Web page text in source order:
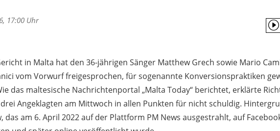
17:00 Uhr
in Malta hat den 36-jährigen Sänger Matthew Grech sowie Mario
vom Vorwurf freigesprochen, für sogenannte Konversionspraktiken
das maltesische Nachrichtenportal „Malta Today“ berichtet, erklärte
Angeklagten am Mittwoch in allen Punkten für nicht schuldig.
das am 6. April 2022 auf der Plattform PM News ausgestrahlt, auf